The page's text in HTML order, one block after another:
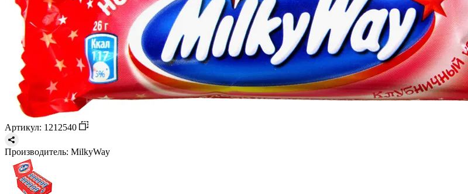
Артикул: 1212540
Производитель: MilkyWay